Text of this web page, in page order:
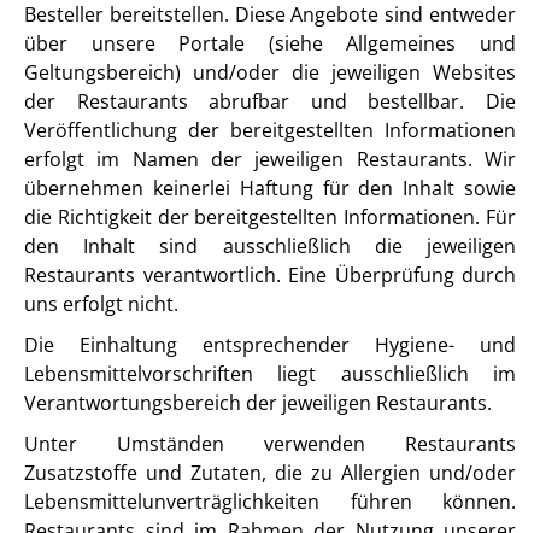
Besteller bereitstellen. Diese Angebote sind entweder
über unsere Portale (siehe Allgemeines und
Geltungsbereich) und/oder die jeweiligen Websites
der Restaurants abrufbar und bestellbar. Die
Veröffentlichung der bereitgestellten Informationen
erfolgt im Namen der jeweiligen Restaurants. Wir
übernehmen keinerlei Haftung für den Inhalt sowie
die Richtigkeit der bereitgestellten Informationen. Für
den Inhalt sind ausschließlich die jeweiligen
Restaurants verantwortlich. Eine Überprüfung durch
uns erfolgt nicht.
Die Einhaltung entsprechender Hygiene- und
Lebensmittelvorschriften liegt ausschließlich im
Verantwortungsbereich der jeweiligen Restaurants.
Unter Umständen verwenden Restaurants
Zusatzstoffe und Zutaten, die zu Allergien und/oder
Lebensmittelunverträglichkeiten führen können.